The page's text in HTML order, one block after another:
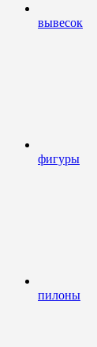
вывесок
фигуры
пилоны